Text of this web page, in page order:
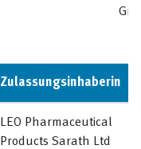
Zulassungsinhaberin
LEO Pharmaceutical
Products Sarath Ltd